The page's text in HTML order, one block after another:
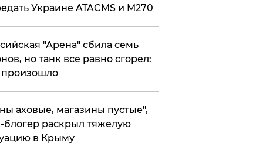
Украине ATACMS и M270
"Арена" сбила семь
но танк все равно сгорел:
произошло
аховые, магазины пустые",
раскрыл тяжелую
в Крыму